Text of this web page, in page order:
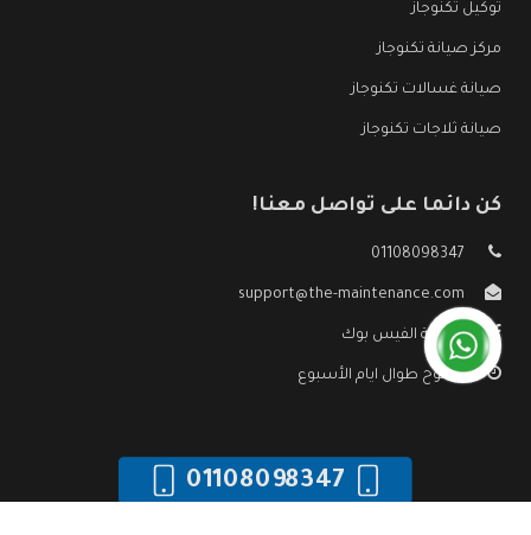
توكيل تكنوجاز
مركز صيانة تكنوجاز
صيانة غسالات تكنوجاز
صيانة ثلاجات تكنوجاز
كن دائما على تواصل معنا!
01108098347
support@the-maintenance.com
صفحة الفيس بوك
مفتوح طوال ايام الأسبوع
01108098347